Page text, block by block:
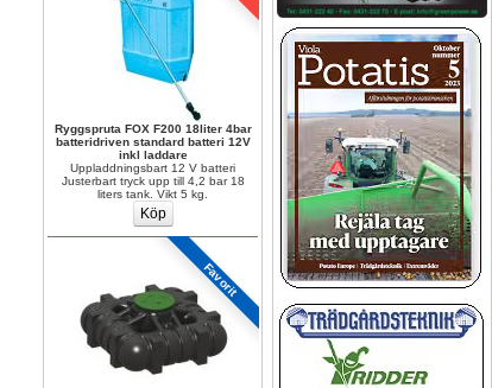
Ryggspruta FOX F200 18liter 4bar
batteridriven standard batteri 12V
inkl laddare
Uppladdningsbart 12 V batteri
Justerbart tryck upp till 4,2 bar 18
liters tank. Vikt 5 kg.
Favorit